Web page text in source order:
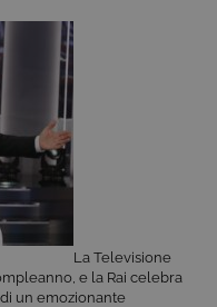
La Televisione
e la Rai celebra
un emozionante